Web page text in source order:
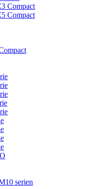
Compact
Compact
serien